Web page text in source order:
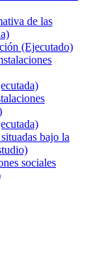
de las
(Ejecutado)
bajo la
sociales